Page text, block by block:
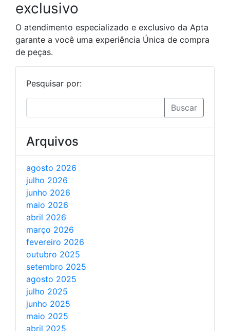
exclusivo
O atendimento especializado e exclusivo da Apta
garante a você uma experiência Única de compra
de peças.
Pesquisar por:
Buscar
Arquivos
agosto 2026
julho 2026
junho 2026
maio 2026
abril 2026
março 2026
fevereiro 2026
outubro 2025
setembro 2025
agosto 2025
julho 2025
junho 2025
maio 2025
abril 2025